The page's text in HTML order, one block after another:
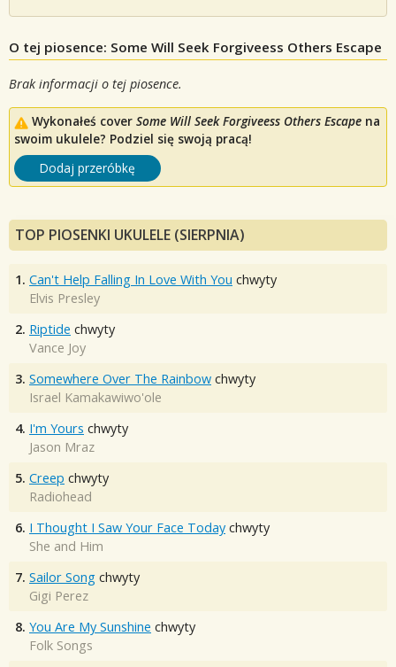
O tej piosence: Some Will Seek Forgiveess Others Escape
Brak informacji o tej piosence.
Wykonałeś cover Some Will Seek Forgiveess Others Escape na
swoim ukulele? Podziel się swoją pracą!
Dodaj przeróbkę
TOP PIOSENKI UKULELE (SIERPNIA)
1. Can't Help Falling In Love With You chwyty
Elvis Presley
2. Riptide chwyty
Vance Joy
3. Somewhere Over The Rainbow chwyty
Israel Kamakawiwo'ole
4. I'm Yours chwyty
Jason Mraz
5. Creep chwyty
Radiohead
6. I Thought I Saw Your Face Today chwyty
She and Him
7. Sailor Song chwyty
Gigi Perez
8. You Are My Sunshine chwyty
Folk Songs